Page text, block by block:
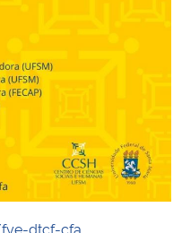
Humanos
dtcf-cfa